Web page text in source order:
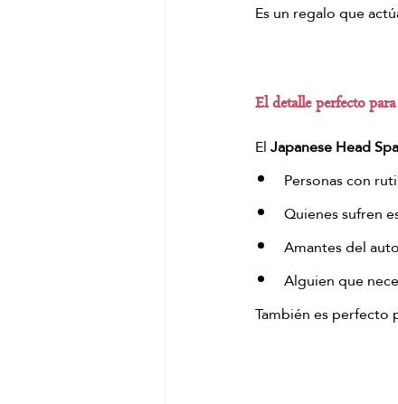
Es un regalo que
El detalle perfecto
El Japanese Head Spa
Personas con
Quienes sufren
Amantes del
Alguien que
También es perfecto